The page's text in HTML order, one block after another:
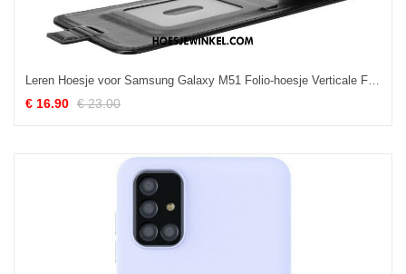
Leren Hoesje voor Samsung Galaxy M51 Folio-hoesje Verticale Flap Met Leereffect
€ 16.90 € 23.00